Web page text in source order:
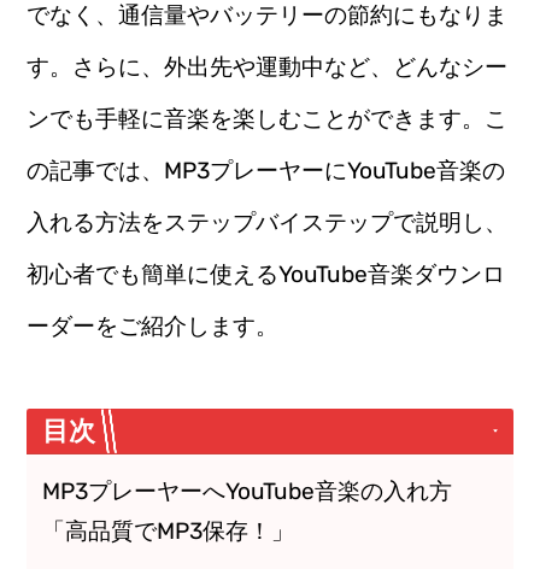
でなく、通信量やバッテリーの節約にもなりま
す。さらに、外出先や運動中など、どんなシー
ンでも手軽に音楽を楽しむことができます。こ
の記事では、MP3プレーヤーにYouTube音楽の
入れる方法をステップバイステップで説明し、
初心者でも簡単に使えるYouTube音楽ダウンロ
ーダーをご紹介します。
目次
MP3プレーヤーへYouTube音楽の入れ方
「高品質でMP3保存！」